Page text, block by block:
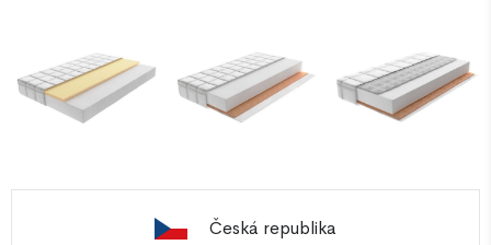
Česká republika